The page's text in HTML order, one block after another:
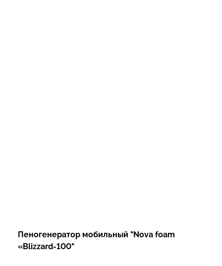
Пеногенератор мобильный "Nova foam
«Blizzard-100"